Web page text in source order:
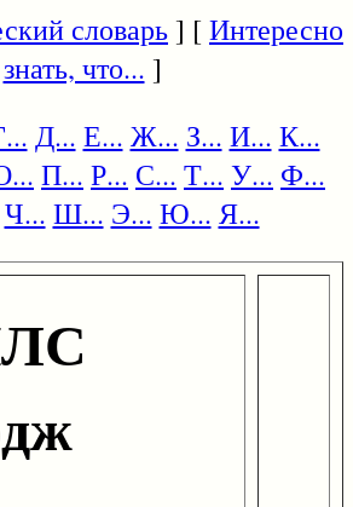
словарь] [Интересно
знать, что... ]
Д... Е... Ж... З... И... К...
П... Р... С... Т... У... Ф...
Ч... Ш... Э... Ю... Я...